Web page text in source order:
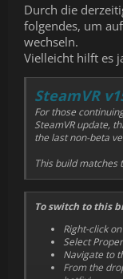
Durch die
folgendes, um
wechseln.
Vielleicht hilft es
SteamVR
For those
SteamVR update,
the last non-beta
This build
To switch to this
Right-click
Select
Navigate to
From the